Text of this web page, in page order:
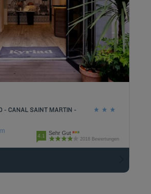
- CANAL SAINT MARTIN -
4.1 Sehr Gut
2018 Bewertungen